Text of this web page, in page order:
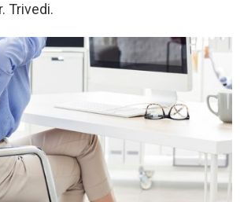
Trivedi.